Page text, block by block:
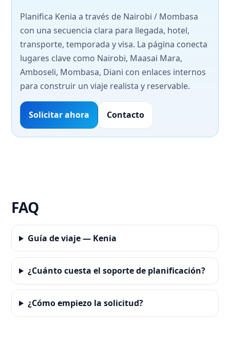
Planifica Kenia a través de Nairobi / Mombasa
con una secuencia clara para llegada, hotel,
transporte, temporada y visa. La página conecta
lugares clave como Nairobi, Maasai Mara,
Amboseli, Mombasa, Diani con enlaces internos
para construir un viaje realista y reservable.
Solicitar ahora Contacto
FAQ
Guía de viaje — Kenia
¿Cuánto cuesta el soporte de planificación?
¿Cómo empiezo la solicitud?